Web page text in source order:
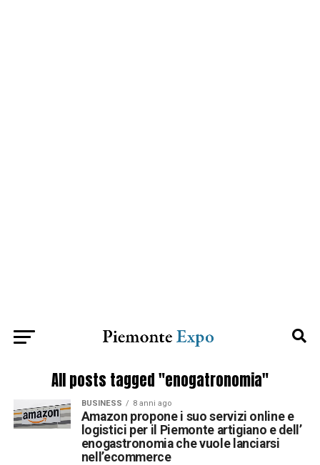
All posts tagged "enogatronomia"
BUSINESS 8 anni ago
Amazon propone i suo servizi online e
logistici per il Piemonte artigiano e dell’
enogastronomia che vuole lanciarsi
nell’ecommerce